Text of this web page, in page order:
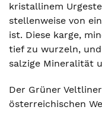
kristallinem
stellenweise von
ist. Diese karge,
tief zu wurzeln,
salzige Mineralität
Der Grüner
österreichischen